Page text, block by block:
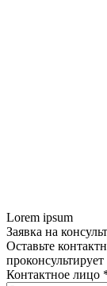
Lorem ipsum
Заявка на
Оставьте
Контактное лицо